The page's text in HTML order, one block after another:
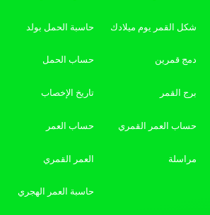
شكل القمر يوم ميلادك
دمج قمرين
برج القمر
حساب العمر القمري
مراسلة
حاسبة الحمل بولد
حساب الحمل
تاريخ الإخصاب
حساب العمر
العمر القمري
حاسبة العمر الهجري